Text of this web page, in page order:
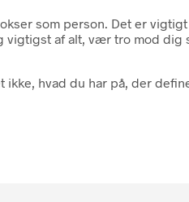
som person. Det er
vigtigst af alt, vær tro mod dig
hvad du har på, der